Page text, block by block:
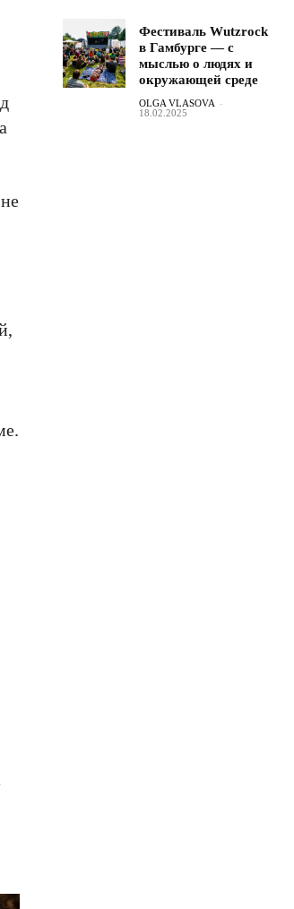
Фестиваль Wutzrock
в Гамбурге — с
мыслью о людях и
окружающей среде
OLGA VLASOVA -
18.02.2025